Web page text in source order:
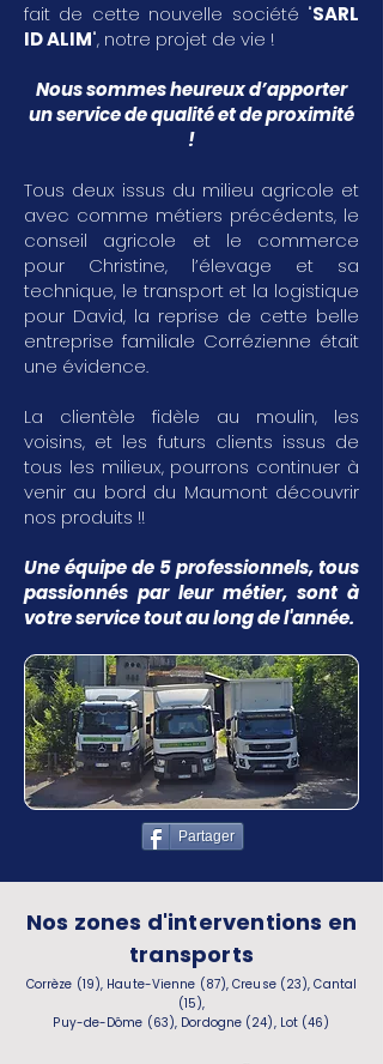
fait de cette nouvelle société "SARL
ID ALIM", notre projet de vie !
Nous sommes heureux d’apporter
un service de qualité et de proximité
!
Tous deux issus du milieu agricole et
avec comme métiers précédents, le
conseil agricole et le commerce
pour Christine, l’élevage et sa
technique, le transport et la logistique
pour David, la reprise de cette belle
entreprise familiale Corrézienne était
une évidence.
La clientèle fidèle au moulin, les
voisins, et les futurs clients issus de
tous les milieux, pourrons continuer à
venir au bord du Maumont découvrir
nos produits !!
Une équipe de 5 professionnels, tous
passionnés par leur métier, sont à
votre service tout au long de l'année.
Partager
Nos zones d'interventions en
transports
Corrèze (19), Haute-Vienne (87), Creuse (23), Cantal
(15),
Puy-de-Dôme (63), Dordogne (24), Lot (46)